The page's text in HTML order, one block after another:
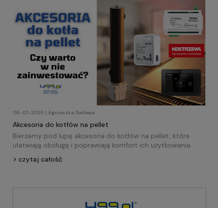
08-07-2026 | Agnieszka Satława
Akcesoria do kotłów na pellet
Bierzemy pod lupę akcesoria do kotłów na pellet, które
ułatwiają obsługę i poprawiają komfort ich użytkowania.
czytaj całość